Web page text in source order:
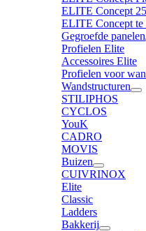
ELITE Concept 25
ELITE Concept te
Gegroefde panelen
Profielen Elite
Accessoires Elite
Profielen voor
Wandstructuren
STILIPHOS
CYCLOS
YouK
CADRO
MOVIS
Buizen
CUIVRINOX
Elite
Classic
Ladders
Bakkerij